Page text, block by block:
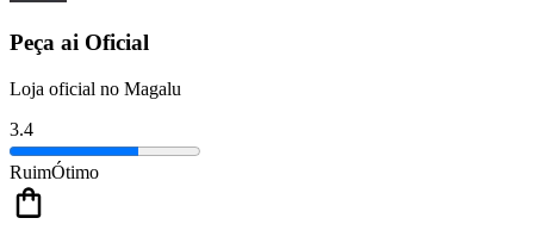
Peça ai Oficial
Loja oficial no Magalu
3.4
RuimÓtimo